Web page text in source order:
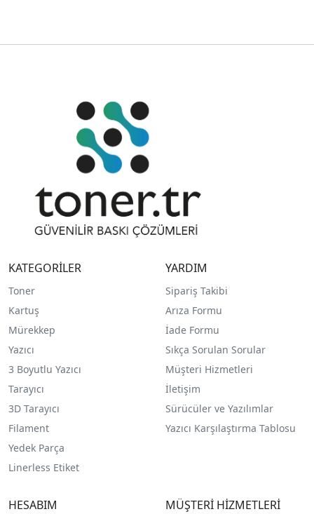
KATEGORİLER
Toner
Kartuş
Mürekkep
Yazıcı
3 Boyutlu Yazıcı
Tarayıcı
3D Tarayıcı
Filament
Yedek Parça
Linerless Etiket
YARDIM
Sipariş Takibi
Arıza Formu
İade Formu
Sıkça Sorulan Sorular
Müşteri Hizmetleri
İletişim
Sürücüler ve Yazılımlar
Yazıcı Karşılaştırma Tablosu
HESABIM MÜŞTERİ HİZMETLERİ